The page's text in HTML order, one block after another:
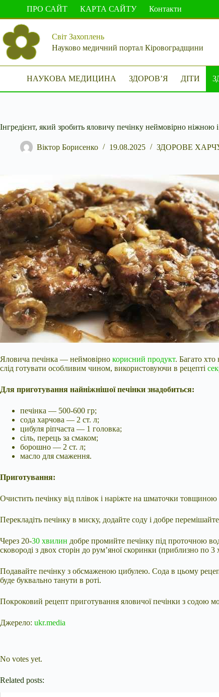
вмісту
ПРО САЙТ КАРТА САЙТУ Контакти
Світ Захоплень
Науково медичний портал Кіровоградщини
НАУКОВА МЕДИЦИНА ЗДОРОВ’Я ДІТИ
Інгредієнт, який зробить яловичу печінку неймовірно ніжною
Віктор Борисенко 19.08.2025 ЗДОРОВЕ
Яловича печінка — неймовірно корисний продукт. Багато
слід готувати особливим чином, використовуючи в рецепті
Для приготування найніжнішої печінки знадобиться:
печінка — 500-600 гр;
сода харчова — 2 ст. л;
цибуля ріпчаста — 1 головка;
сіль, перець за смаком;
борошно — 2 ст. л;
масло для смаження.
Приготування:
Очистить печінку від плівок і наріжте на шматочки товщиною
Перекладіть печінку в миску, додайте соду і добре
Через 20-30 хвилин добре промийте печінку під проточною
сковороді з двох сторін до рум’яної скоринки (приблизно по
Подавайте печінку з обсмаженою цибулею. Сода в цьому
буде буквально танути в роті.
Покроковий рецепт приготування яловичої печінки з содою
Джерело: ukr.media
No votes yet.
Related posts: